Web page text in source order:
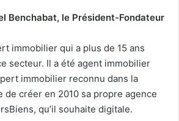
Benchabat, le Président-Fondateur
immobilier qui a plus de 15 ans
secteur. Il a été agent immobilier
immobilier reconnu dans la
de créer en 2010 sa propre agence
qu’il souhaite digitale.